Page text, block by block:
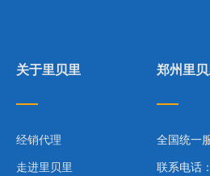
关于里贝里
经销代理
走进里贝里
郑州里
全国统一
联系电话